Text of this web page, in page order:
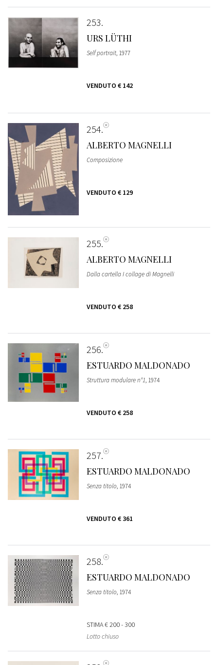
253
URS LÜTHI
Self portrait, 1977
VENDUTO € 142
254
ALBERTO MAGNELLI
Composizione
VENDUTO € 129
255
ALBERTO MAGNELLI
Dalla cartella I collage di Magnelli
VENDUTO € 258
256
ESTUARDO MALDONADO
Struttura modulare n°1, 1974
VENDUTO € 258
257
ESTUARDO MALDONADO
Senza titolo, 1974
VENDUTO € 361
258
ESTUARDO MALDONADO
Senza titolo, 1974
STIMA€ 200 - 300
Lotto chiuso